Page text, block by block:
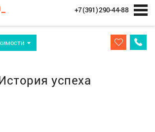
+7 (391) 290-44-88
успеха